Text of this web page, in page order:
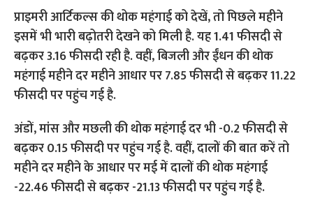
प्राइमरी आर्ट‍िकल्स की थोक महंगाई को देखें, तो पिछले महीने
इसमें भी भारी बढ़ोतरी देखने को मिली है. यह 1.41 फीसदी से
बढ़कर 3.16 फीसदी रही है. वहीं, बिजली और ईंधन की थोक
महंगाई महीने दर महीने आधार पर 7.85 फीसदी से बढ़कर 11.22
फीसदी पर पहुंच गई है.
अंडों, मांस और मछली की थोक महंगाई दर भी -0.2 फीसदी से
बढ़कर 0.15 फीसदी पर पहुंच गई है. वहीं, दालों की बात करें तो
महीने दर महीने के आधार पर मई में दालों की थोक महंगाई
-22.46 फीसदी से बढ़कर -21.13 फीसदी पर पहुंच गई है.